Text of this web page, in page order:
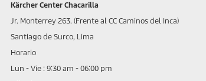
Kärcher Center Chacarilla
Jr. Monterrey 263. (Frente al CC Caminos del Inca)
Santiago de Surco, Lima
Horario
Lun - Vie : 9:30 am - 06:00 pm